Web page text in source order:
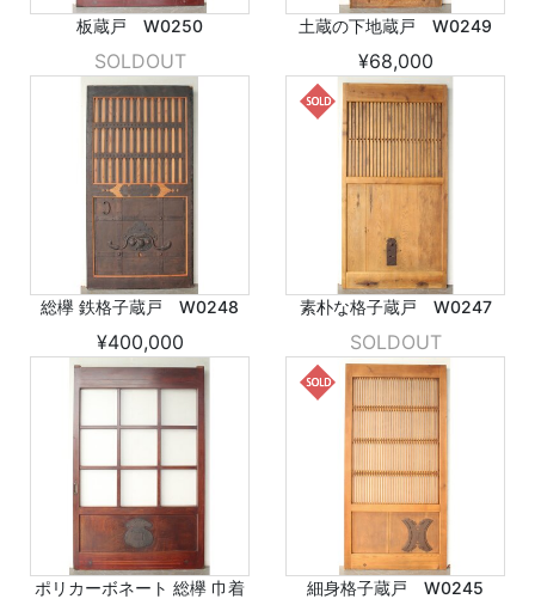
板蔵戸 W0250
SOLDOUT
土蔵の下地蔵戸 W0249
¥68,000
総欅 鉄格子蔵戸 W0248
¥400,000
素朴な格子蔵戸 W0247
SOLDOUT
ポリカーボネート 総欅 巾着
細身格子蔵戸 W0245